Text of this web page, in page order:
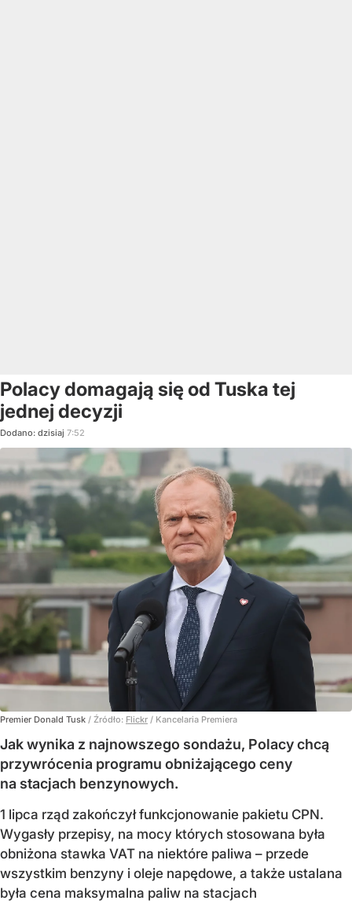
Polacy domagają się od Tuska tej
jednej decyzji
Dodano: dzisiaj 7:52
Premier Donald Tusk / Źródło: Flickr / Kancelaria Premiera
Jak wynika z najnowszego sondażu, Polacy chcą
przywrócenia programu obniżającego ceny
na stacjach benzynowych.
1 lipca rząd zakończył funkcjonowanie pakietu CPN.
Wygasły przepisy, na mocy których stosowana była
obniżona stawka VAT na niektóre paliwa – przede
wszystkim benzyny i oleje napędowe, a także ustalana
była cena maksymalna paliw na stacjach